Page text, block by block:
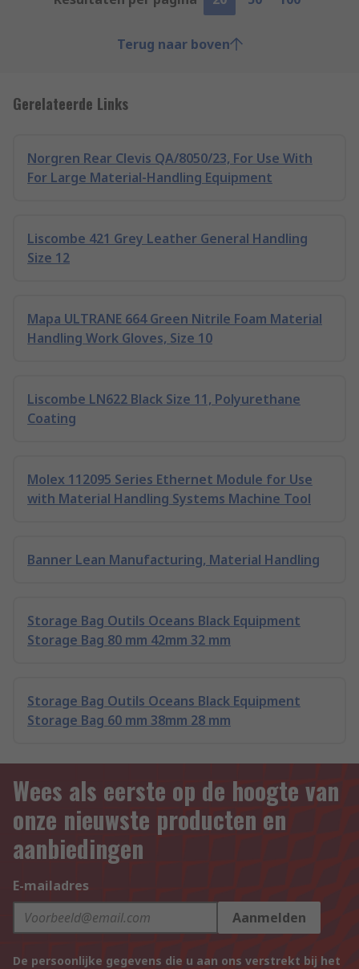
Terug naar boven
Gerelateerde Links
Norgren Rear Clevis QA/8050/23, For Use With
For Large Material-Handling Equipment
Liscombe 421 Grey Leather General Handling
Size 12
Mapa ULTRANE 664 Green Nitrile Foam Material
Handling Work Gloves, Size 10
Liscombe LN622 Black Size 11, Polyurethane
Coating
Molex 112095 Series Ethernet Module for Use
with Material Handling Systems Machine Tool
Banner Lean Manufacturing, Material Handling
Storage Bag Outils Oceans Black Equipment
Storage Bag 80 mm 42mm 32 mm
Storage Bag Outils Oceans Black Equipment
Storage Bag 60 mm 38mm 28 mm
Wees als eerste op de hoogte van
onze nieuwste producten en
aanbiedingen
E-mailadres
Aanmelden
De persoonlijke gegevens die u aan ons verstrekt bij het